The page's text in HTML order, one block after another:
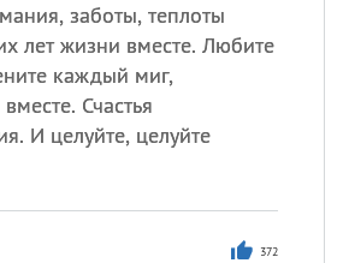
заботы, теплоты
лет жизни вместе. Любите
каждый миг,
Счастья
И целуйте, целуйте
372